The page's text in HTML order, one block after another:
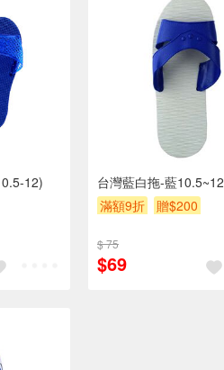
12)
台灣藍白拖-藍10.5~12
滿額9折
贈$200
$ 75
$69